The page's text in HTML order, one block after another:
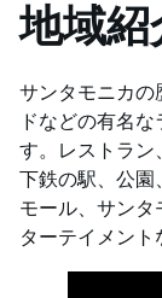
地域紹
サンタモニカの
ドなどの有名
す。レストラン
下鉄の駅、公園
モール、サン
ターテイメント